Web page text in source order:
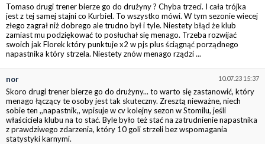
Tomaso drugi trener bierze go do drużyny ? Chyba trzeci. I cała trójka
jest z tej samej stajni co Kurbiel. To wszystko mówi. W tym sezonie wiecej
złego zagrał niż dobrego ale trudno był i tyle. Niestety błąd że klub
zamiast mu podziękować to posłuchał się menago. Trzeba rozwijać
swoich jak Florek który punktuje x2 w pjs plus ściągnąć porządnego
napastnika który strzela. Niestety znów menago rządzi ...
10.07.23 15:37
nor
Skoro drugi trener bierze go do drużyny... to warto się zastanowić, który
menago łączący te osoby jest tak skuteczny. Zresztą nieważne, niech
sobie ten ,,napastnik,, wpisuje w cv kolejny sezon w Stomilu, jeśli
właściciela klubu na to stać. Byle było też stać na zatrudnienie napastnika
z prawdziwego zdarzenia, który 10 goli strzeli bez wspomagania
statystyki karnymi.